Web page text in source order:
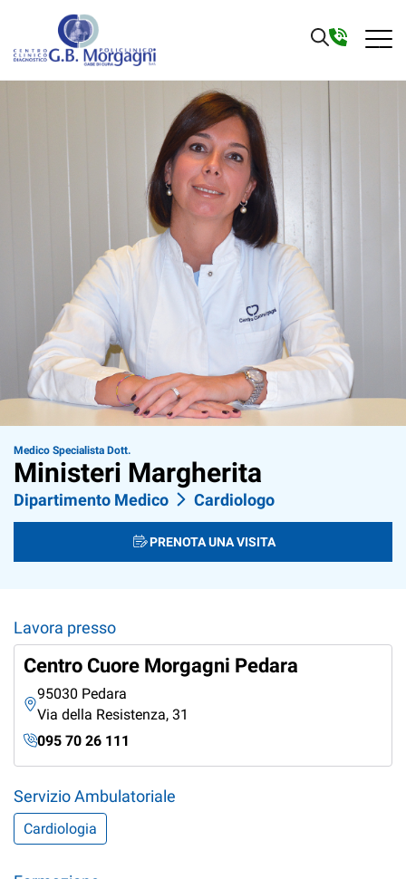
Medico Specialista Dott.
Ministeri Margherita
Dipartimento Medico Cardiologo
PRENOTA UNA VISITA
Lavora presso
Centro Cuore Morgagni Pedara
95030 Pedara
Via della Resistenza, 31
095 70 26 111
Servizio Ambulatoriale
Cardiologia